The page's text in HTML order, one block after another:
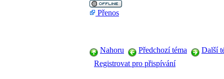
Přenos
Nahoru Předchozí téma
Další
Registrovat pro přispívání